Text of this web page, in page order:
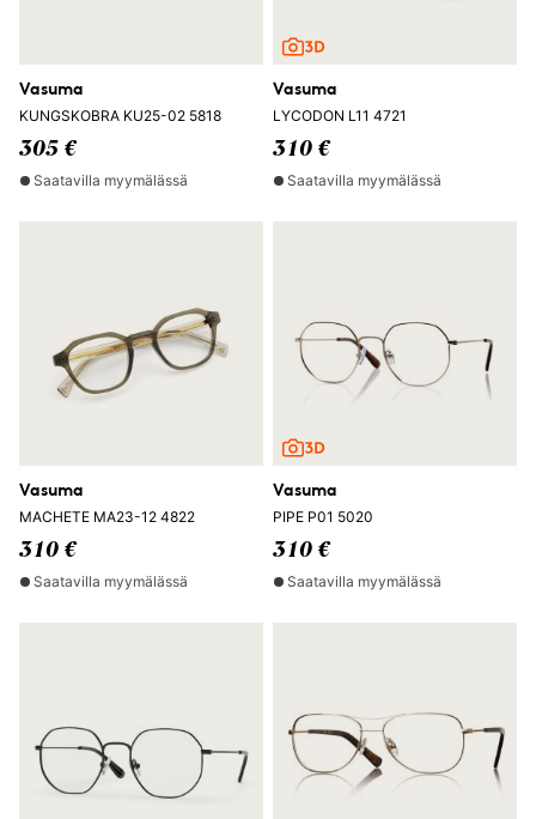
Vasuma
KUNGSKOBRA KU25-02 5818
305 €
Saatavilla myymälässä
Vasuma
LYCODON L11 4721
310 €
Saatavilla myymälässä
Vasuma
MACHETE MA23-12 4822
310 €
Saatavilla myymälässä
Vasuma
PIPE P01 5020
310 €
Saatavilla myymälässä